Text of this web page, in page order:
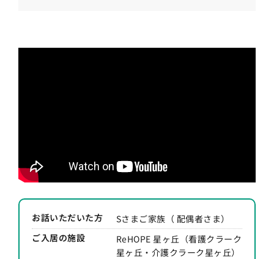
お話いただいた方
Sさまご家族（ 配偶者さま）
ご入居の施設
ReHOPE 星ヶ丘（看護クラーク
星ヶ丘・介護クラーク星ヶ丘）